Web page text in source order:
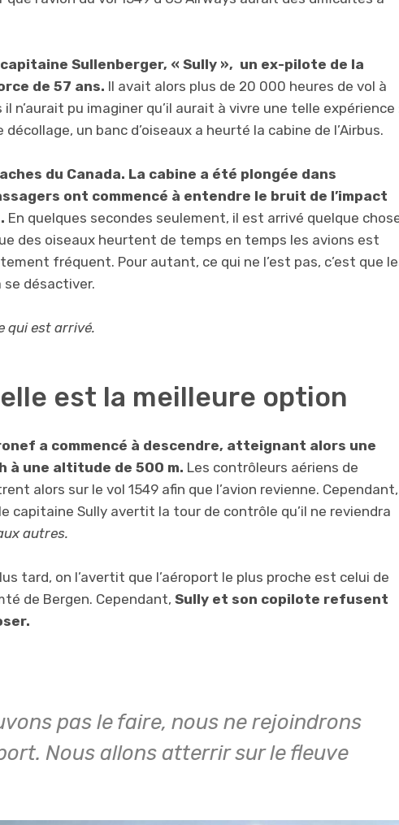
Sullenberger, « Sully », un ex-pilote de la
de 57 ans. Il avait alors plus de 20 000 heures de vol à
n’aurait pu imaginer qu’il aurait à vivre une telle expérience
un banc d’oiseaux a heurté la cabine de l’Airbus.
du Canada. La cabine a été plongée dans
ont commencé à entendre le bruit de l’impact
En quelques secondes seulement, il est arrivé quelque
des oiseaux heurtent de temps en temps les avions est
fréquent. Pour autant, ce qui ne l’est pas, c’est que
désactiver.
qui est arrivé.
est la meilleure option
a commencé à descendre, atteignant alors une
à une altitude de 500 m. Les contrôleurs aériens de
alors sur le vol 1549 afin que l’avion revienne. Cependant,
capitaine Sully avertit la tour de contrôle qu’il ne reviendra
autres.
tard, on l’avertit que l’aéroport le plus proche est celui de
de Bergen. Cependant, Sully et son copilote refusent
pas le faire, nous ne rejoindrons
Nous allons atterrir sur le fleuve